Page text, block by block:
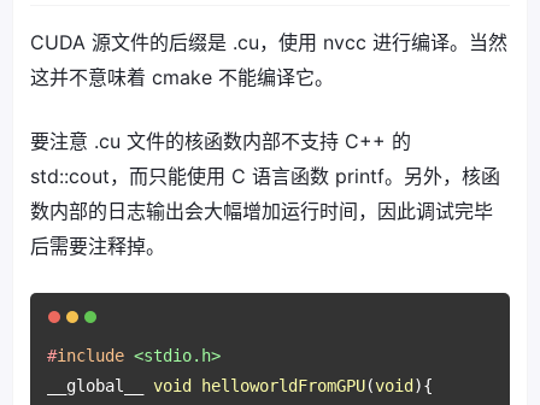
CUDA 源文件的后缀是 .cu，使用 nvcc 进行编译。当然
这并不意味着 cmake 不能编译它。
要注意 .cu 文件的核函数内部不支持 C++ 的
std::cout，而只能使用 C 语言函数 printf。另外，核函
数内部的日志输出会大幅增加运行时间，因此调试完毕
后需要注释掉。
#include <stdio.h>
__global__ void helloworldFromGPU(void ){